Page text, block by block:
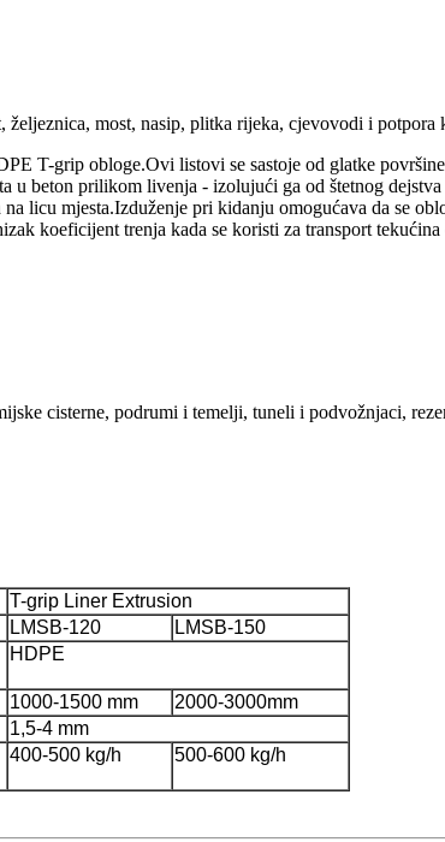
most, nasip, plitka rijeka, cjevovodi i
T-grip obloge.Ovi listovi se sastoje od glatke
u beton prilikom livenja - izolujući ga od štetnog
licu mjesta.Izduženje pri kidanju omogućava da se
koeficijent trenja kada se koristi za transport
cisterne, podrumi i temelji, tuneli i podvožnjaci,
T-grip Liner Extrusion
LMSB-120
LMSB-150
HDPE
1000-1500 mm
2000-3000mm
1,5-4 mm
400-500 kg/h 500-600 kg/h